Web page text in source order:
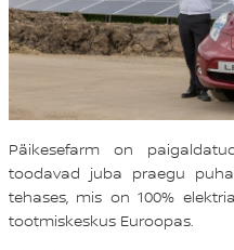
Päikesefarm on
toodavad juba praegu
tehases, mis on 100%
tootmiskeskus Euroopas.